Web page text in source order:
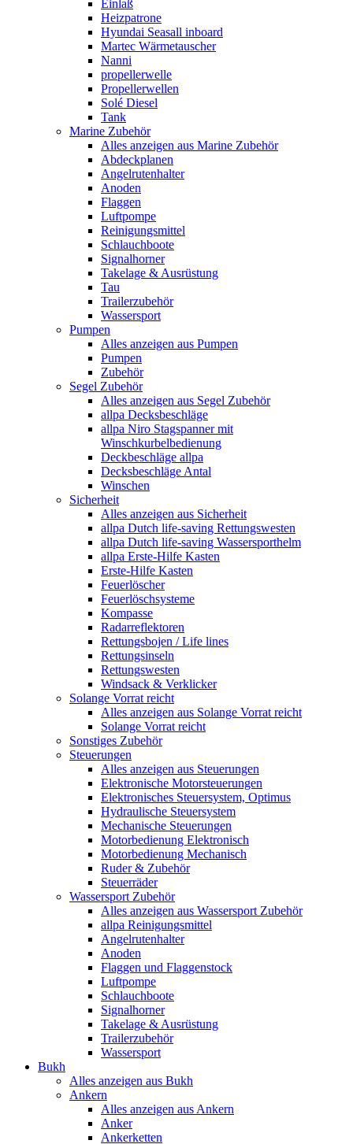
Einlaß
Heizpatrone
Hyundai Seasall inboard
Martec Wärmetauscher
Nanni
propellerwelle
Propellerwellen
Solé Diesel
Tank
Marine Zubehör
Alles anzeigen aus Marine Zubehör
Abdeckplanen
Angelrutenhalter
Anoden
Flaggen
Luftpompe
Reinigungsmittel
Schlauchboote
Signalhorner
Takelage & Ausrüstung
Tau
Trailerzubehör
Wassersport
Pumpen
Alles anzeigen aus Pumpen
Pumpen
Zubehör
Segel Zubehör
Alles anzeigen aus Segel Zubehör
allpa Decksbeschläge
allpa Niro Stagspanner mit
Winschkurbelbedienung
Deckbeschläge allpa
Decksbeschläge Antal
Winschen
Sicherheit
Alles anzeigen aus Sicherheit
allpa Dutch life-saving Rettungswesten
allpa Dutch life-saving Wassersporthelm
allpa Erste-Hilfe Kasten
Erste-Hilfe Kasten
Feuerlöscher
Feuerlöschsysteme
Kompasse
Radarreflektoren
Rettungsbojen / Life lines
Rettungsinseln
Rettungswesten
Windsack & Verklicker
Solange Vorrat reicht
Alles anzeigen aus Solange Vorrat reicht
Solange Vorrat reicht
Sonstiges Zubehör
Steuerungen
Alles anzeigen aus Steuerungen
Elektronische Motorsteuerungen
Elektronisches Steuersystem, Optimus
Hydraulische Steuersystem
Mechanische Steuerungen
Motorbedienung Elektronisch
Motorbedienung Mechanisch
Ruder & Zubehör
Steuerräder
Wassersport Zubehör
Alles anzeigen aus Wassersport Zubehör
allpa Reinigungsmittel
Angelrutenhalter
Anoden
Flaggen und Flaggenstock
Luftpompe
Schlauchboote
Signalhorner
Takelage & Ausrüstung
Trailerzubehör
Wassersport
Bukh
Alles anzeigen aus Bukh
Ankern
Alles anzeigen aus Ankern
Anker
Ankerketten